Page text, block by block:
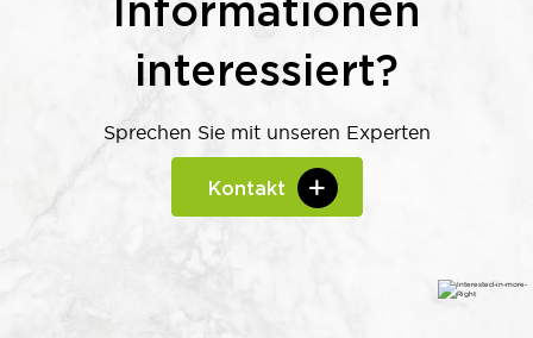
Informationen
interessiert?
Sprechen Sie mit unseren Experten
Kontakt